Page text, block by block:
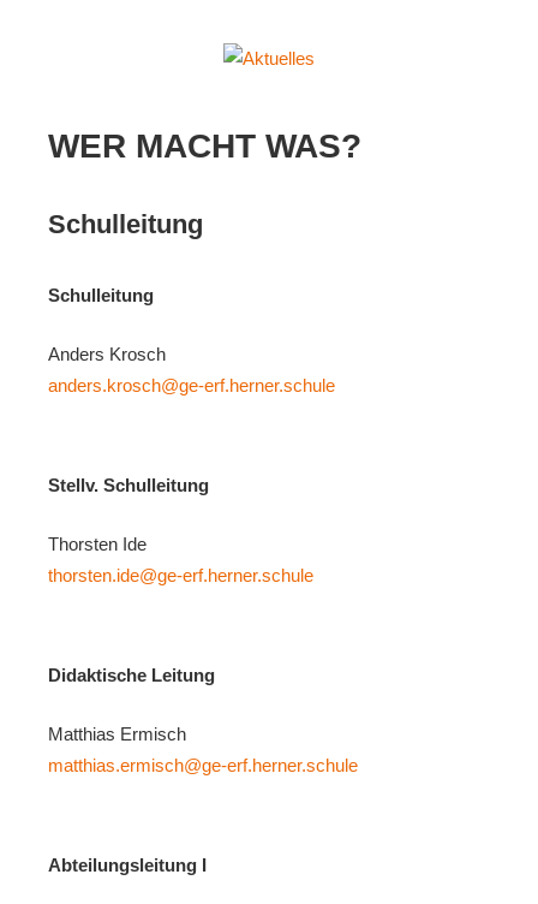
Gesamtschule
Stadt
WER MACHT WAS?
Schulleitung
Schulleitung
Anders Krosch
anders.krosch@ge-erf.herner.schule
Stellv. Schulleitung
Thorsten Ide
thorsten.ide@ge-erf.herner.schule
Didaktische Leitung
Matthias Ermisch
matthias.ermisch@ge-erf.herner.schule
Abteilungsleitung I